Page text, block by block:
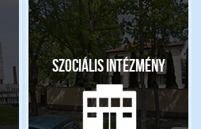
Szociális intézmény